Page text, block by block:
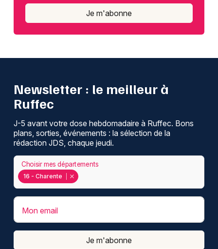
Je m'abonne
Newsletter : le meilleur à
Ruffec
J-5 avant votre dose hebdomadaire à Ruffec. Bons
plans, sorties, événements : la sélection de la
rédaction JDS, chaque jeudi.
16 - Charente
Choisir mes départements
Mon email
Je m'abonne